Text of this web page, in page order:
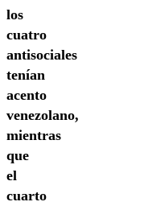
los
cuatro
antisociales
tenían
acento
venezolano,
mientras
que
el
cuarto